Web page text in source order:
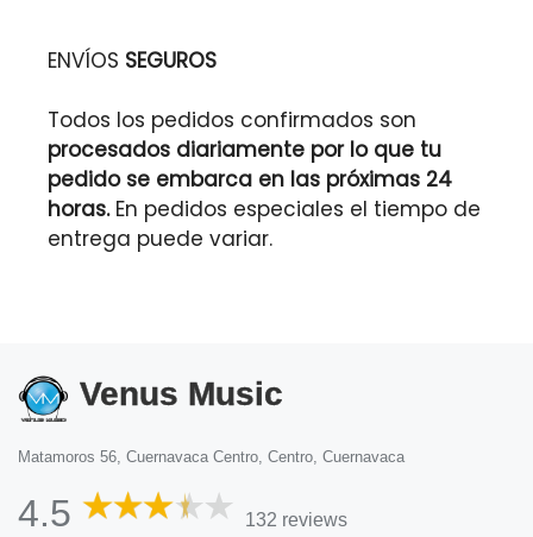
ENVÍOS SEGUROS
Todos los pedidos confirmados son
procesados diariamente por lo que tu
pedido se embarca en las próximas 24
horas.En pedidos especiales el tiempo de
entrega puede variar.
Venus Music
Matamoros 56, Cuernavaca Centro, Centro, Cuernavaca
4.5 132 reviews